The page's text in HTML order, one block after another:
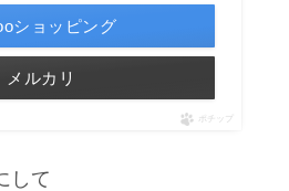
ショッピング
メルカリ
ポチップ
して